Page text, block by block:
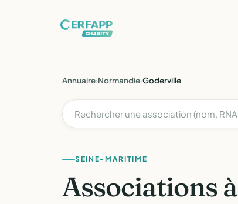
Annuaire›Normandie›Goderville
SEINE-MARITIME
Associations à